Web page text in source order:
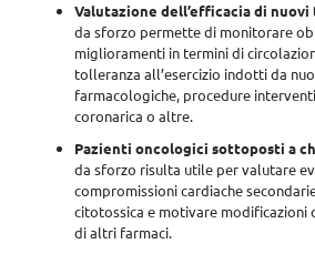
Valutazione dell’efficacia di
da sforzo permette di monitorare
miglioramenti in termini di
tolleranza all’esercizio indotti da
farmacologiche, procedure
coronarica o altre.
Pazienti oncologici sottoposti a
da sforzo risulta utile per valutare
compromissioni cardiache
citotossica e motivare modificazioni
di altri farmaci.